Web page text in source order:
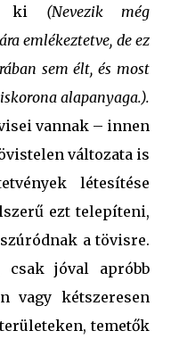
ki (Nevezik még
emlékeztetve, de ez
sem élt, és most
alapanyaga.).
vannak – innen
változata is
létesítése
ezt telepíteni,
a tövisre.
csak jóval apróbb
vagy kétszeresen
temetők